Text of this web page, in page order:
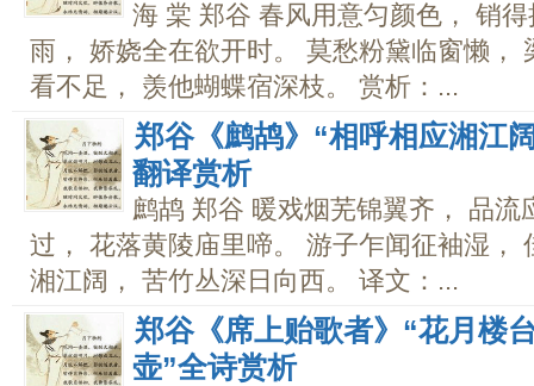
海 棠 郑谷 春风用意匀颜色， 销
雨， 娇娆全在欲开时。 莫愁粉黛临窗懒，
看不足， 羡他蝴蝶宿深枝。 赏析：...
郑谷《鹧鸪》“相呼相应湘江
翻译赏析
鹧鸪 郑谷 暖戏烟芜锦翼齐， 品
过， 花落黄陵庙里啼。 游子乍闻征袖湿，
湘江阔， 苦竹丛深日向西。 译文：...
郑谷《席上贻歌者》“花月楼
壶”全诗赏析